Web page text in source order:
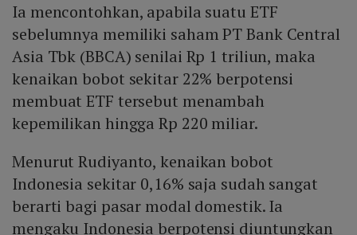
Ia mencontohkan, apabila suatu ETF
sebelumnya memiliki saham PT Bank Central
Asia Tbk (BBCA) senilai Rp 1 triliun, maka
kenaikan bobot sekitar 22% berpotensi
membuat ETF tersebut menambah
kepemilikan hingga Rp 220 miliar.
Menurut Rudiyanto, kenaikan bobot
Indonesia sekitar 0,16% saja sudah sangat
berarti bagi pasar modal domestik. Ia
mengaku Indonesia berpotensi diuntungkan